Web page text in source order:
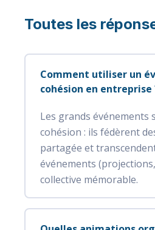
Toutes les
Comment utiliser un
cohésion en entreprise
Les grands événements
cohésion : ils fédèrent
partagée et
événements
collective mémorable.